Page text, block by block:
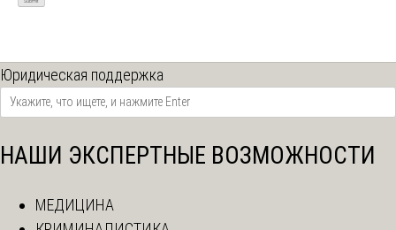
Юридическая поддержка
НАШИ ЭКСПЕРТНЫЕ ВОЗМОЖНОСТИ
МЕДИЦИНА